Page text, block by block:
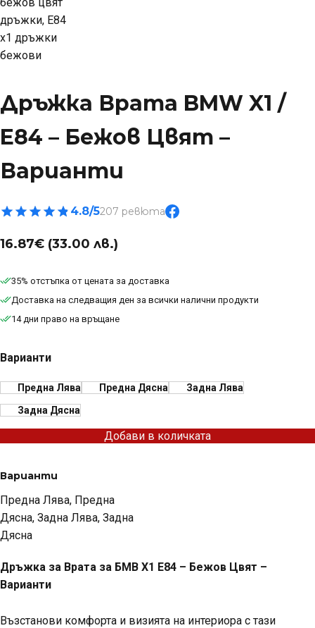
Дръжка Врата BMW X1 /
E84 – Бежов Цвят –
Варианти
4.8/5207 ревюта
16.87€ (33.00 лв.)
35% отстъпка от цената за доставка
Доставка на следващия ден за всички налични продукти
14 дни право на връщане
Варианти
Предна Лява Предна Дясна
Задна Лява
Задна Дясна
Добави в количката
Варианти
Предна Лява, Предна
Дясна, Задна Лява, Задна
Дясна
Дръжка за Врата за БМВ Х1 Е84 – Бежов Цвят –
Варианти
Възстанови комфорта и визията на интериора с тази